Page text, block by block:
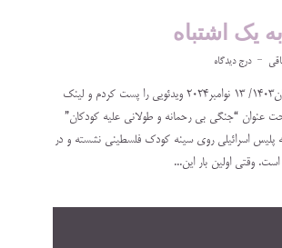
یک اشتباه
درج دیدگاه
✍️ در تاریخ۲۳ ابان۱۴۰۳/ ۱۳ نوامبر۲۰۲۴ ویدئویی را پست کردم و لینک
عنوان “جنگی بی رحمانه و طولانی علیه کودکان”
پلیس اسرائیلی روی سینه کودک فلسطینی نشسته و در
وقتی اولین بار این...